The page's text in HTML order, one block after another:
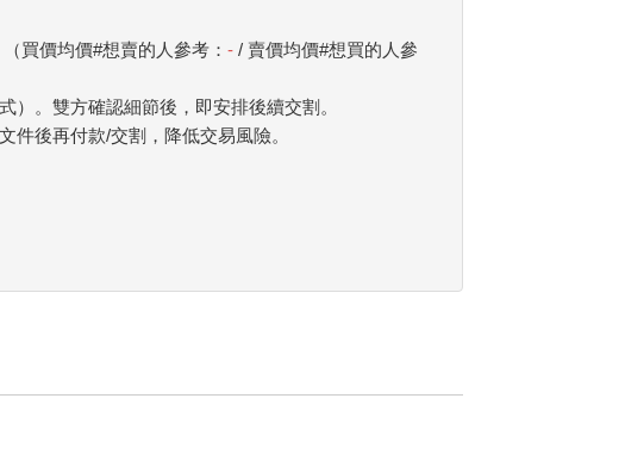
買價均價#想賣的人參考：- / 賣價均價#想買的人參
）。雙方確認細節後，即安排後續交割。
件後再付款/交割，降低交易風險。